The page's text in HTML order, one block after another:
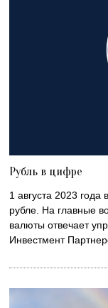
Рубль в цифре
1 августа 2023
рубле. На главные
валюты отвечает
Инвестмент